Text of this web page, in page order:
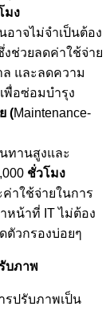
มง
าจไม่จำเป็นต้อง
งช่วยลดค่าใช้จ่าย
ล และลดความ
พื่อซ่อมบำรุง
(Maintenance-
ทานสูงและ
ชั่วโมง
าใช้จ่ายในการ
หน้าที่ IT ไม่ต้อง
ตัวกรองบ่อยๆ
บภาพ
รปรับภาพเป็น